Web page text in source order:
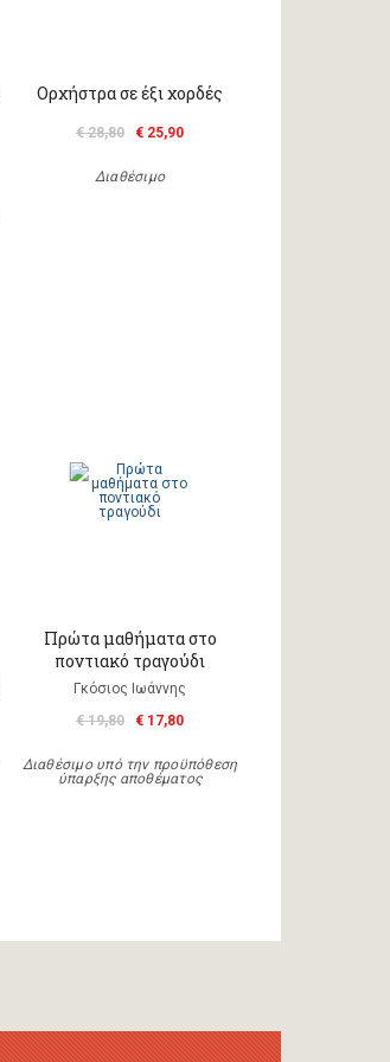
Ορχήστρα σε έξι χορδές
€ 28,80 € 25,90
Διαθέσιμο
Πρώτα μαθήματα στο
ποντιακό τραγούδι
Γκόσιος Ιωάννης
€ 19,80
€ 17,80
Διαθέσιμο υπό την προϋπόθεση
ύπαρξης αποθέματος